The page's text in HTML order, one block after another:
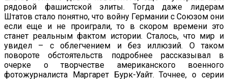
рядовой фашистской элиты. Тогда даже лидерам
Штатов стало понятно, что войну Германии с Союзом они
если еще и не проиграли, то в скором времени это
станет реальным фактом истории. Сталось, что мир и
увидел – с облегчением и без иллюзий. О таком
повороте обстоятельств подробнее рассказывал в
очерке о творчестве американского военного
фотожурналиста Маргарет Бурк-Уайт. Точнее, о серии